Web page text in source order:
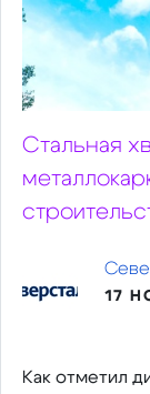
Стальная
17
Как отметил